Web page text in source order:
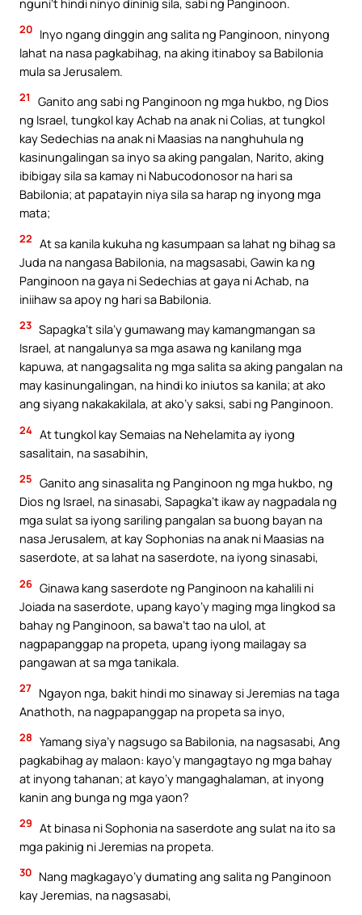
nguni’t hindi ninyo dininig sila, sabi ng Panginoon.
20 Inyo ngang dinggin ang salita ng Panginoon, ninyong
lahat na nasa pagkabihag, na aking itinaboy sa Babilonia
mula sa Jerusalem.
21
Ganito ang sabi ng Panginoon ng mga hukbo, ng Dios
ng Israel, tungkol kay Achab na anak ni Colias, at tungkol
kay Sedechias na anak ni Maasias na nanghuhula ng
kasinungalingan sa inyo sa aking pangalan, Narito, aking
ibibigay sila sa kamay ni Nabucodonosor na hari sa
Babilonia; at papatayin niya sila sa harap ng inyong mga
mata;
22 At sa kanila kukuha ng kasumpaan sa lahat ng bihag sa
Juda na nangasa Babilonia, na magsasabi, Gawin ka ng
Panginoon na gaya ni Sedechias at gaya ni Achab, na
iniihaw sa apoy ng hari sa Babilonia.
23 Sapagka’t sila’y gumawang may kamangmangan sa
Israel, at nangalunya sa mga asawa ng kanilang mga
kapuwa, at nangagsalita ng mga salita sa aking pangalan na
may kasinungalingan, na hindi ko iniutos sa kanila; at ako
ang siyang nakakakilala, at ako’y saksi, sabi ng Panginoon.
24 At tungkol kay Semaias na Nehelamita ay iyong
sasalitain, na sasabihin,
25 Ganito ang sinasalita ng Panginoon ng mga hukbo, ng
Dios ng Israel, na sinasabi, Sapagka’t ikaw ay nagpadala ng
mga sulat sa iyong sariling pangalan sa buong bayan na
nasa Jerusalem, at kay Sophonias na anak ni Maasias na
saserdote, at sa lahat na saserdote, na iyong sinasabi,
26 Ginawa kang saserdote ng Panginoon na kahalili ni
Joiada na saserdote, upang kayo’y maging mga lingkod sa
bahay ng Panginoon, sa bawa’t tao na ulol, at
nagpapanggap na propeta, upang iyong mailagay sa
pangawan at sa mga tanikala.
27 Ngayon nga, bakit hindi mo sinaway si Jeremias na taga
Anathoth, na nagpapanggap na propeta sa inyo,
28 Yamang siya’y nagsugo sa Babilonia, na nagsasabi, Ang
pagkabihag ay malaon: kayo’y mangagtayo ng mga bahay
at inyong tahanan; at kayo’y mangaghalaman, at inyong
kanin ang bunga ng mga yaon?
29 At binasa ni Sophonia na saserdote ang sulat na ito sa
mga pakinig ni Jeremias na propeta.
30 Nang magkagayo’y dumating ang salita ng Panginoon
kay Jeremias, na nagsasabi,